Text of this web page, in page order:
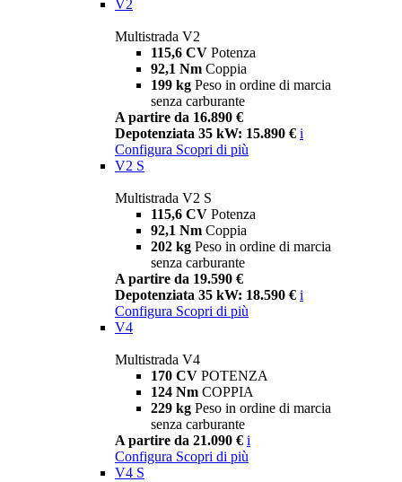
V2
Multistrada V2
115,6 CV Potenza
92,1 Nm Coppia
199 kg Peso in ordine di marcia
senza carburante
A partire da 16.890 €
Depotenziata 35 kW: 15.890 € i
Configura Scopri di più
V2 S
Multistrada V2 S
115,6 CV Potenza
92,1 Nm Coppia
202 kg Peso in ordine di marcia
senza carburante
A partire da 19.590 €
Depotenziata 35 kW: 18.590 € i
Configura Scopri di più
V4
Multistrada V4
170 CV POTENZA
124 Nm COPPIA
229 kg Peso in ordine di marcia
senza carburante
A partire da 21.090 € i
Configura Scopri di più
V4 S